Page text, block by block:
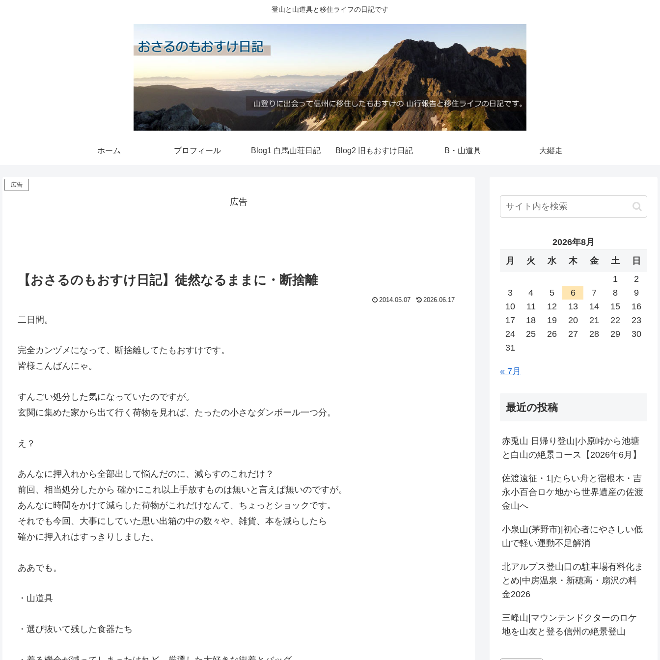
登山と山道具と移住ライフの日記です
ホーム プロフィール Blog1 白馬山荘日記 Blog2 旧もおすけ日記 B・山道具 大縦走
広告
広告
【おさるのもおすけ日記】徒然なるままに・断捨離
2014.05.07 2026.06.17
二日間。
完全カンヅメになって、断捨離してたもおすけです。
皆様こんばんにゃ。
すんごい処分した気になっていたのですが。
玄関に集めた家から出て行く荷物を見れば、たったの小さなダンボール一つ分。
え？
あんなに押入れから全部出して悩んだのに、減らすのこれだけ？
前回、相当処分したから 確かにこれ以上手放すものは無いと言えば無いのですが。
あんなに時間をかけて減らした荷物がこれだけなんて、ちょっとショックです。
それでも今回、大事にしていた思い出箱の中の数々や、雑貨、本を減らしたら
確かに押入れはすっきりしました。
ああでも。
・山道具
・選び抜いて残した食器たち
2026年8月
月
火 水 木 金 土
日
1
2
3
4 5 6 7 8
9
10
11 12 13 14 15
16
17
18 19 20 21 22
23
24
25 26 27 28 29
30
31
« 7月
最近の投稿
赤兎山 日帰り登山|小原峠から池塘
と白山の絶景コース【2026年6月】
佐渡遠征・1|たらい舟と宿根木・吉
永小百合ロケ地から世界遺産の佐渡
金山へ
小泉山(茅野市)|初心者にやさしい低
山で軽い運動不足解消
北アルプス登山口の駐車場有料化ま
とめ|中房温泉・新穂高・扇沢の料
金2026
三峰山|マウンテンドクターのロケ
地を山友と登る信州の絶景登山